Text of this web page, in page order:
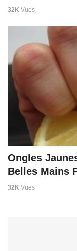
32K Vues
Ongles
Belles Mains
32K Vues